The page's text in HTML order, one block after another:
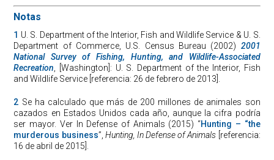
Notas
1 U. S. Department of the Interior, Fish and Wildlife Service & U. S.
Department of Commerce, U.S. Census Bureau (2002) 2001
National Survey of Fishing, Hunting, and Wildlife-Associated
Recreation , [Washington]: U. S. Department of the Interior, Fish
and Wildlife Service [referencia: 26 de febrero de 2013].
2 Se ha calculado que más de 200 millones de animales son
cazados en Estados Unidos cada año, aunque la cifra podría
ser mayor. Ver In Defense of Animals (2015) “Hunting – “the
murderous business”, Hunting, In Defense of Animals [referencia:
16 de abril de 2015].